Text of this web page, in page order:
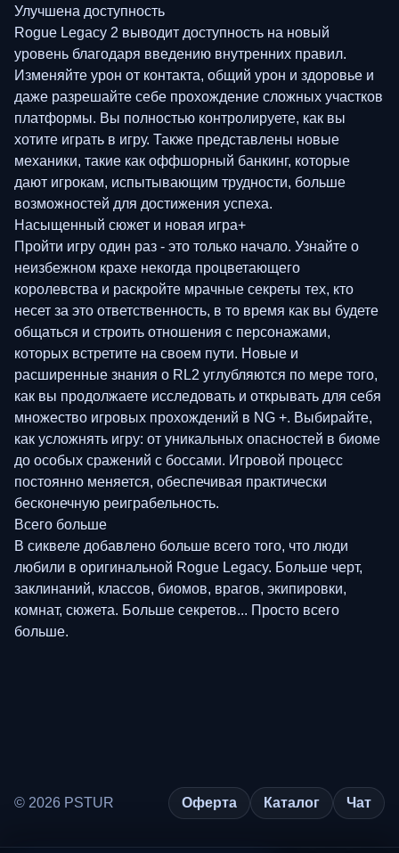
Улучшена доступность
Rogue Legacy 2 выводит доступность на новый
уровень благодаря введению внутренних правил.
Изменяйте урон от контакта, общий урон и здоровье и
даже разрешайте себе прохождение сложных участков
платформы. Вы полностью контролируете, как вы
хотите играть в игру. Также представлены новые
механики, такие как оффшорный банкинг, которые
дают игрокам, испытывающим трудности, больше
возможностей для достижения успеха.
Насыщенный сюжет и новая игра+
Пройти игру один раз - это только начало. Узнайте о
неизбежном крахе некогда процветающего
королевства и раскройте мрачные секреты тех, кто
несет за это ответственность, в то время как вы будете
общаться и строить отношения с персонажами,
которых встретите на своем пути. Новые и
расширенные знания о RL2 углубляются по мере того,
как вы продолжаете исследовать и открывать для себя
множество игровых прохождений в NG +. Выбирайте,
как усложнять игру: от уникальных опасностей в биоме
до особых сражений с боссами. Игровой процесс
постоянно меняется, обеспечивая практически
бесконечную реиграбельность.
Всего больше
В сиквеле добавлено больше всего того, что люди
любили в оригинальной Rogue Legacy. Больше черт,
заклинаний, классов, биомов, врагов, экипировки,
комнат, сюжета. Больше секретов... Просто всего
больше.
© 2026 PSTUR Оферта Каталог Чат